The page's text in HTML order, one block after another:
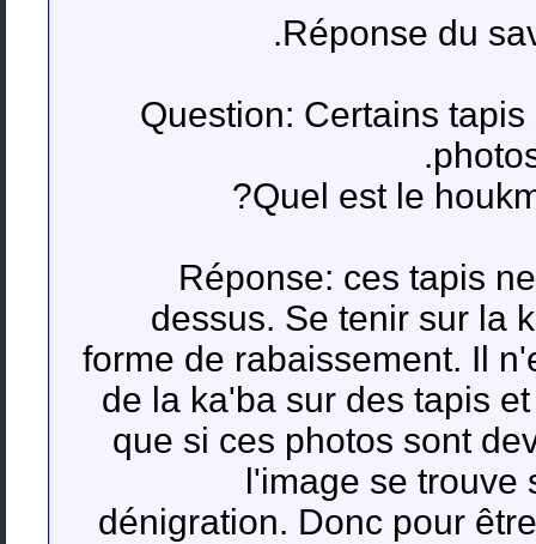
Réponse du
Question: Certains
Quel est le
Réponse: ces tapis
dessus. Se tenir sur la
forme de rabaissement. Il
de la ka'ba sur des tapis
que si ces photos sont
l'image se
dénigration. Donc pour